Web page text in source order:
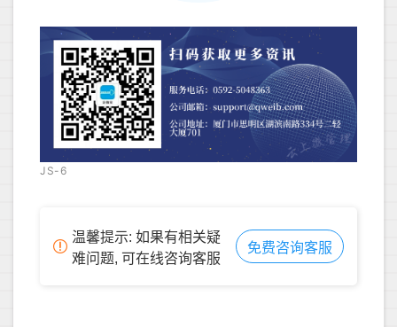
JS-6
温馨提示: 如果有相关疑
难问题, 可在线咨询客服
免费咨询客服